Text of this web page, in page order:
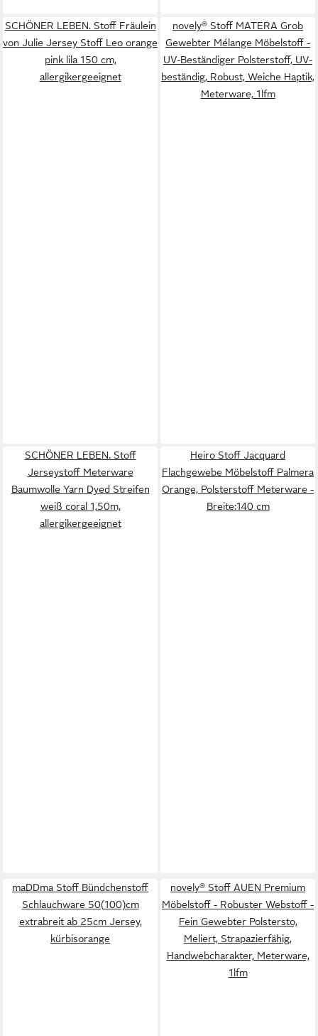
SCHÖNER LEBEN. Stoff Fräulein
von Julie Jersey Stoff Leo orange
pink lila 150 cm,
allergikergeeignet
novely® Stoff MATERA Grob
Gewebter Mélange Möbelstoff -
UV-Beständiger Polsterstoff, UV-
beständig, Robust, Weiche Haptik,
Meterware, 1lfm
SCHÖNER LEBEN. Stoff
Jerseystoff Meterware
Baumwolle Yarn Dyed Streifen
weiß coral 1,50m,
allergikergeeignet
Heiro Stoff Jacquard
Flachgewebe Möbelstoff Palmera
Orange, Polsterstoff Meterware -
Breite:140 cm
maDDma Stoff Bündchenstoff
Schlauchware 50(100)cm
extrabreit ab 25cm Jersey,
kürbisorange
novely® Stoff AUEN Premium
Möbelstoff - Robuster Webstoff -
Fein Gewebter Polstersto,
Meliert, Strapazierfähig,
Handwebcharakter, Meterware,
1lfm